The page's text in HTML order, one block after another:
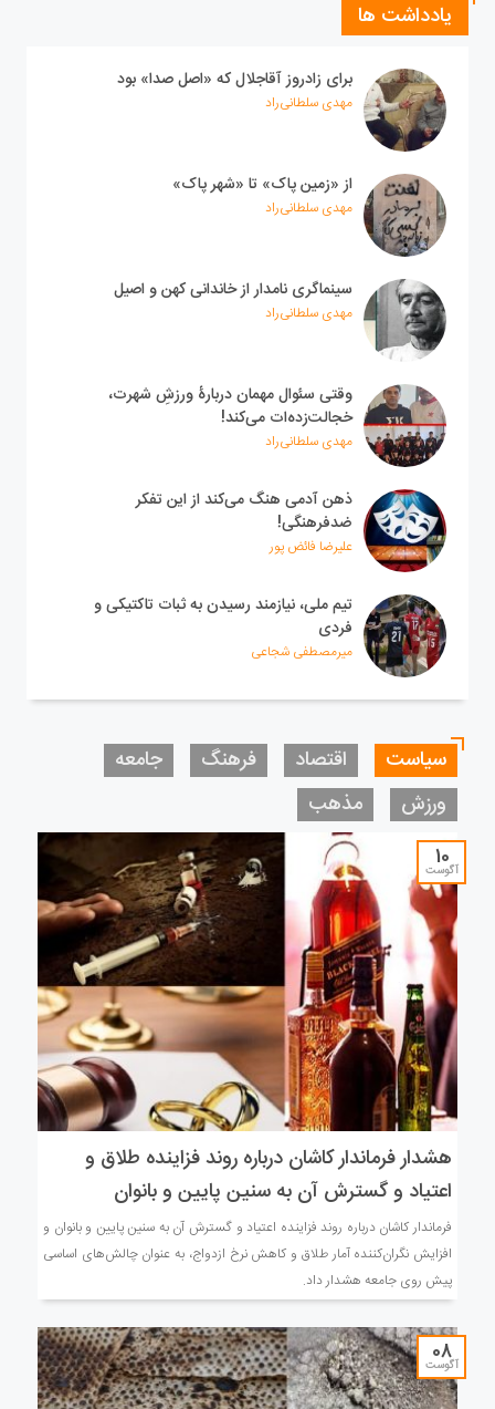
یادداشت ها
برای زادروز آقاجلال که «اصل صدا» بود
مهدی سلطانی‌راد
از «زمین پاک» تا «شهر پاک»
مهدی سلطانی‌راد
سینماگری نامدار از خاندانی کهن و اصیل
مهدی سلطانی‌راد
وقتی سئوال مهمان دربارۀ ورزشِ شهرت،
خجالت‌زده‌ات می‌کند!
مهدی سلطانی‌راد
ذهن آدمی هنگ می‌کند از این تفکر
ضدفرهنگی!
علیرضا فائض پور
تیم ملی، نیازمند رسیدن به ثبات تاکتیکی و
فردی
میرمصطفی شجاعی
سیاست اقتصاد فرهنگ
جامعه
ورزش
مذهب
10
آگوست
هشدار فرماندار کاشان درباره روند فزاینده طلاق و
اعتیاد و گسترش آن به سنین پایین و بانوان
فرماندار کاشان درباره روند فزاینده اعتیاد و گسترش آن به سنین پایین و بانوان و
افزایش نگران‌کننده آمار طلاق و کاهش نرخ ازدواج، به عنوان چالش‌های اساسی
پیش روی جامعه هشدار داد.
08
آگوست